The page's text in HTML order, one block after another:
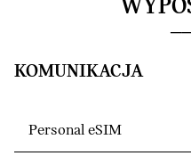
KOMUNIKACJA
Personal eSIM